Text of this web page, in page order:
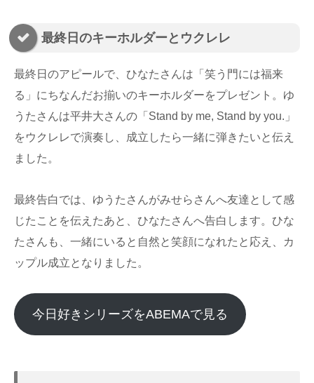
最終日のキーホルダーとウクレレ
最終日のアピールで、ひなたさんは「笑う門には福来
る」にちなんだお揃いのキーホルダーをプレゼント。ゆ
うたさんは平井大さんの「Stand by me, Stand by you.」
をウクレレで演奏し、成立したら一緒に弾きたいと伝え
ました。
最終告白では、ゆうたさんがみせらさんへ友達として感
じたことを伝えたあと、ひなたさんへ告白します。ひな
たさんも、一緒にいると自然と笑顔になれたと応え、カ
ップル成立となりました。
今日好きシリーズをABEMAで見る